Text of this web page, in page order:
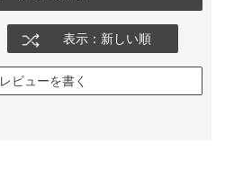
表示：新しい順
レビューを書く